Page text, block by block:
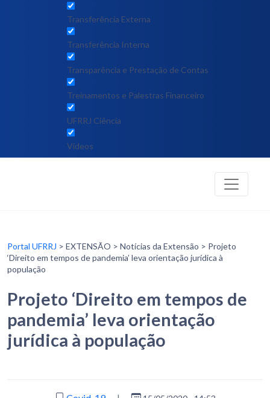
Transferência Externa
Transferência Interna
Transparência e Prestação de Contas
Treinamentos e Palestras Financeiro
UFRRJ Ciência
Vídeos
Portal UFRRJ > EXTENSÃO > Notícias da Extensão > Projeto
‘Direito em tempos de pandemia’ leva orientação jurídica à
população
Projeto ‘Direito em tempos de
pandemia’ leva orientação
jurídica à população